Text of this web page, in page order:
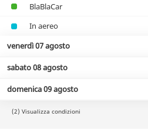
BlaBlaCar
In aereo
venerdì 07 agosto
sabato 08 agosto
domenica 09 agosto
(2) Visualizza condizioni